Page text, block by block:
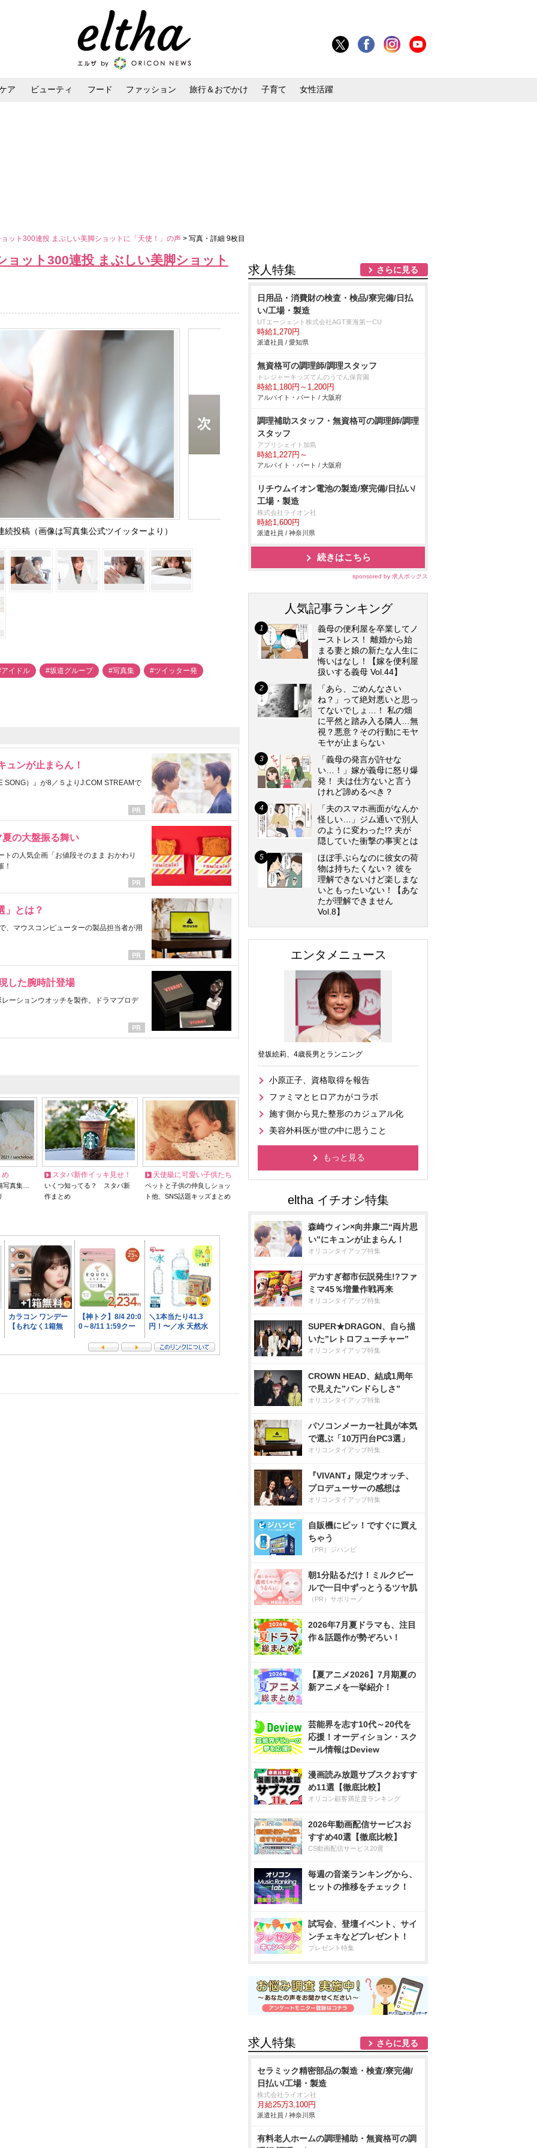
ア ビューティ フード ファッション 旅行＆おでかけ 子育て 女性活躍
ット300連投 まぶしい美脚ショットに「天使！」の声 > 写真・詳細 9枚目
ョット300連投 まぶしい美脚ショット
続投稿（画像は写真集公式ツイッターより）
イドル #坂道グループ #写真集 #ツイッター発
ュンが止まらん！
SONG）』が8／５よりJ:COM STREAMで
の大盤振る舞い
の人気企画「お値段そのまま おかわり
！
」とは？
、マウスコンピューターの製品担当者が用
した腕時計登場
ーションウオッチを製作。ドラマプロデ
め
写真集…
スタバ新作イッキ見せ！
いくつ知ってる？ スタバ新
作まとめ
天使級に可愛い子供たち
ペットと子供の仲良しショッ
ト他、SNS話題キッズまとめ
求人特集 さらに見る
日用品・消費財の検査・検品/寮完備/日払
い/工場・製造
UTエージェント株式会社AGT東海第一CU
時給1,270円
派遣社員 / 愛知県
無資格可の調理師/調理スタッフ
トレジャーキッズてんのうでん保育園
時給1,180円～1,200円
アルバイト・パート / 大阪府
調理補助スタッフ・無資格可の調理師/調理
スタッフ
アプリシェイト加島
時給1,227円～
アルバイト・パート / 大阪府
リチウムイオン電池の製造/寮完備/日払い/
工場・製造
株式会社ライオン社
時給1,600円
派遣社員 / 神奈川県
続きはこちら
sponsored by 求人ボックス
人気記事ランキング
義母の便利屋を卒業してノ
ーストレス！ 離婚から始
まる妻と娘の新たな人生に
悔いはなし！【嫁を便利屋
扱いする義母 Vol.44】
「あら、ごめんなさい
ね？」って絶対悪いと思っ
てないでしょ…！ 私の畑
に平然と踏み入る隣人…無
視？悪意？その行動にモヤ
モヤが止まらない
「義母の発言が許せな
い…！」嫁が義母に怒り爆
発！ 夫は仕方ないと言う
けれど諦めるべき？
「夫のスマホ画面がなんか
怪しい…」ジム通いで別人
のように変わった!? 夫が
隠していた衝撃の事実とは
ほぼ手ぶらなのに彼女の荷
物は持ちたくない？ 彼を
理解できないけど楽しまな
いともったいない！【あな
たが理解できません
Vol.8】
エンタメニュース
登坂絵莉、4歳長男とランニング
小原正子、資格取得を報告
ファミマとヒロアカがコラボ
施す側から見た整形のカジュアル化
美容外科医が世の中に思うこと
もっと見る
森崎ウィン×向井康二“両片思
い”にキュンが止まらん！
オリコンタイアップ特集
デカすぎ都市伝説発生!?ファ
ミマ45％増量作戦再来
オリコンタイアップ特集
SUPER★DRAGON、自ら描
いた”レトロフューチャー”
オリコンタイアップ特集
CROWN HEAD、結成1周年
で見えた”バンドらしさ”
オリコンタイアップ特集
パソコンメーカー社員が本気
で選ぶ「10万円台PC3選」
オリコンタイアップ特集
『VIVANT』限定ウオッチ、
プロデューサーの感想は
オリコンタイアップ特集
自販機にピッ！ですぐに買え
ちゃう
（PR）ジハンピ
朝1分貼るだけ！ミルクピー
ルで一日中ずっとうるツヤ肌
（PR）サボリーノ
2026年7月夏ドラマも、注目
作＆話題作が勢ぞろい！
【夏アニメ2026】7月期夏の
新アニメを一挙紹介！
芸能界を志す10代～20代を
応援！オーディション・スク
ール情報はDeview
漫画読み放題サブスクおすす
め11選【徹底比較】
オリコン顧客満足度ランキング
2026年動画配信サービスお
すすめ40選【徹底比較】
CS動画配信サービス20選
毎週の音楽ランキングから、
ヒットの推移をチェック！
試写会、登壇イベント、サイ
ンチェキなどプレゼント！
プレゼント特集
求人特集 さらに見る
セラミック精密部品の製造・検査/寮完備/
日払い/工場・製造
株式会社ライオン社
月給25万3,100円
派遣社員 / 神奈川県
有料老人ホームの調理補助・無資格可の調